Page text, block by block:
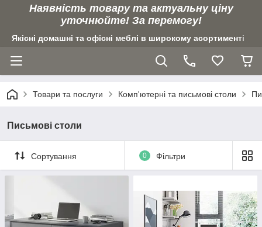
Наявність товару та актуальну ціну
уточнюйте! За перемогу!
Якісні домашні та офісні меблі в широкому асортименті
Товари та послуги Комп'ютерні та письмові столи
Письмові столи
Сортування 0 Фільтри